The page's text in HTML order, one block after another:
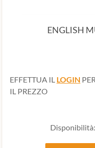
ENGLISH
EFFETTUA IL LOGIN
IL PREZZO
Disponibilità: